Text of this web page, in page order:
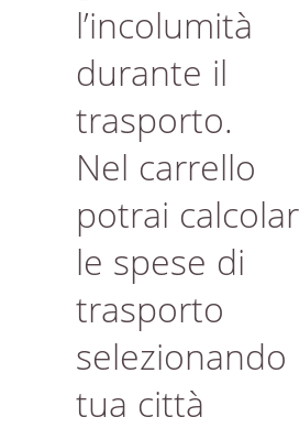
l’incolumità
durante il
trasporto.
Nel carrello
potrai
le spese di
trasporto
selezionando
tua città